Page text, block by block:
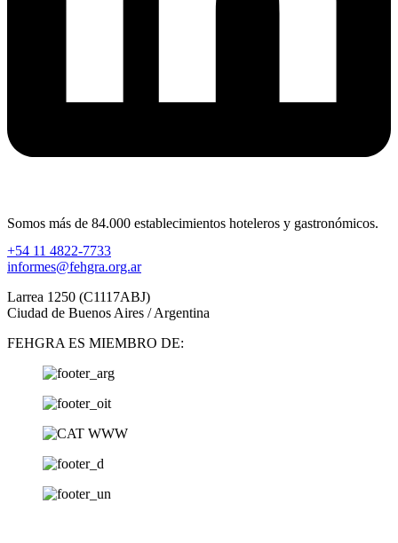
Somos más de 84.000 establecimientos hoteleros y gastronómicos.
+54 11 4822-7733
informes@fehgra.org.ar
Larrea 1250 (C1117ABJ)
Ciudad de Buenos Aires / Argentina
FEHGRA ES MIEMBRO DE: